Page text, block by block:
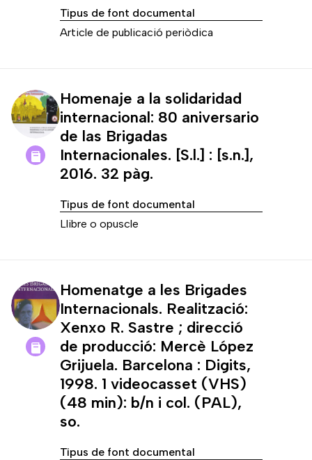
Tipus de font documental
Article de publicació periòdica
Homenaje a la solidaridad
internacional: 80 aniversario
de las Brigadas
Internacionales. [S.l.] : [s.n.],
2016. 32 pàg.
Tipus de font documental
Llibre o opuscle
Homenatge a les Brigades
Internacionals. Realització:
Xenxo R. Sastre ; direcció
de producció: Mercè López
Grijuela. Barcelona : Digits,
1998. 1 videocasset (VHS)
(48 min): b/n i col. (PAL),
so.
Tipus de font documental